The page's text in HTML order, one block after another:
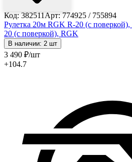
Код: 382511 Арт: 774925 / 755894
Рулетка 20м RGK R-20 (с
20 (с поверкой), RGK
В наличии: 2 шт
3 490 ₽/шт
+104.7